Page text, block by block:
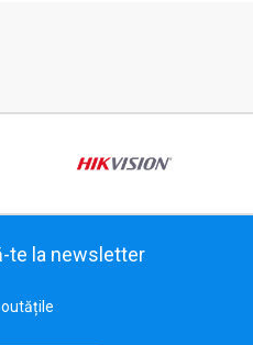
te la newsletter